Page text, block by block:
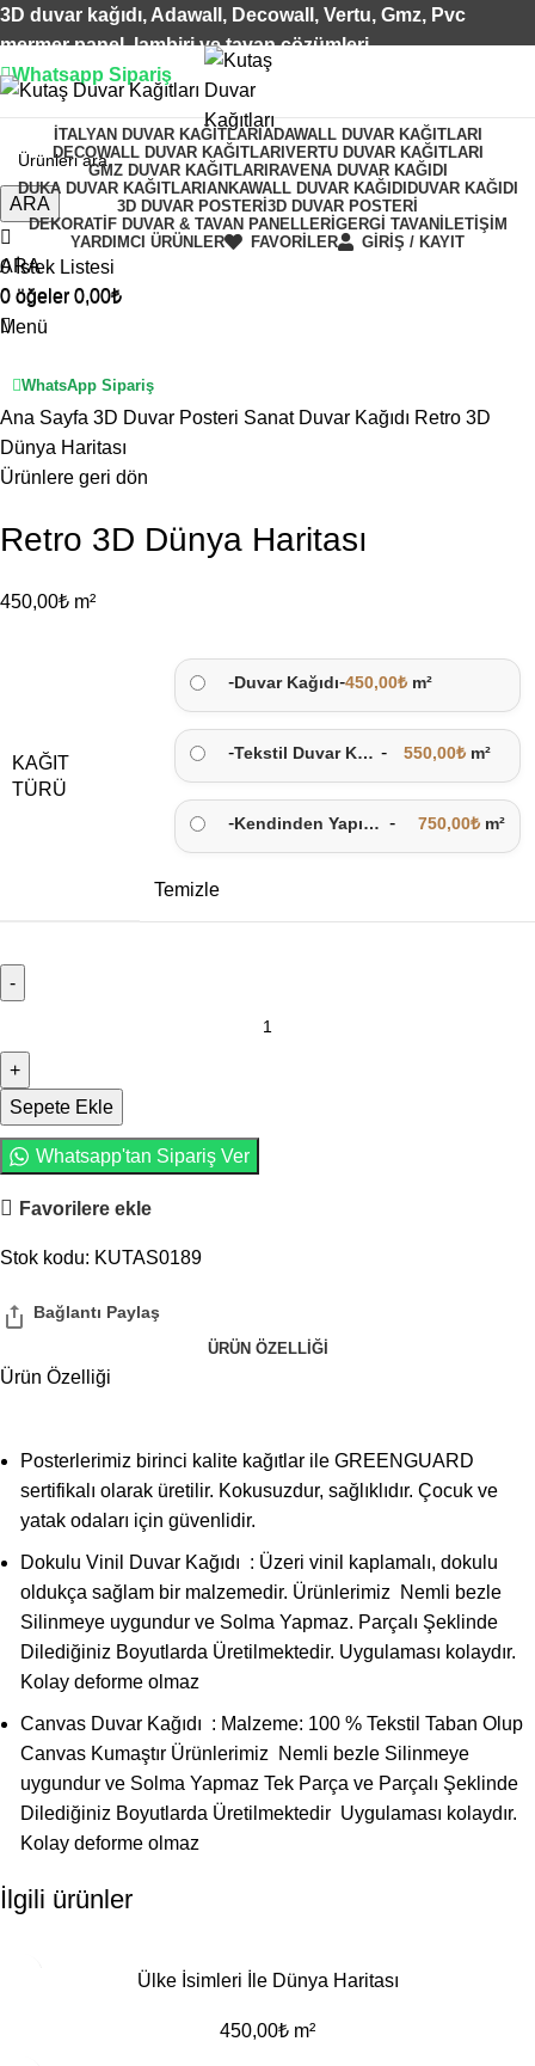
3D duvar kağıdı, Adawall, Decowall, Vertu, Gmz, Pvc
mermer panel, lambiri ve tavan çözümleri
Whatsapp Sipariş
2500 TL üzeri alışverişlerde vade farksız 3 taksit fırsatı!
ARA
0İstek Listesi
0 öğeler 0,00₺
Menü
WhatsApp Sipariş
İTALYAN DUVAR KAĞITLARI ADAWALL DUVAR KAĞITLARI
DECOWALL DUVAR KAĞITLARI VERTU DUVAR KAĞITLARI
GMZ DUVAR KAĞITLARI RAVENA DUVAR KAĞIDI
DUKA DUVAR KAĞITLARI ANKAWALL DUVAR KAĞIDI DUVAR KAĞIDI
3D DUVAR POSTERI 3D DUVAR POSTERI
DEKORATIF DUVAR & TAVAN PANELLERI GERGI TAVAN İLETIŞIM
YARDIMCI ÜRÜNLER
FAVORİLER GİRİŞ / KAYIT
ARA
0 öğeler 0,00₺
Büyütmek için tıklayın
Ana Sayfa 3D Duvar Posteri Sanat Duvar Kağıdı Retro 3D
Dünya Haritası
Ürünlere geri dön
Retro 3D Dünya Haritası
450,00₺ m²
KAĞIT
TÜRÜ
-Duvar Kağıdı-450,00₺ m²
- Tekstil Duvar Kağıdı - 550,00₺ m²
- Kendinden Yapışkanlı - 750,00₺ m²
Temizle
Sepete Ekle
Whatsapp'tan Sipariş Ver
Favorilere ekle
Stok kodu: KUTAS0189
ÜRÜN ÖZELLIĞI
Ürün Özelliği
Posterlerimiz birinci kalite kağıtlar ile GREENGUARD
sertifikalı olarak üretilir. Kokusuzdur, sağlıklıdır. Çocuk ve
yatak odaları için güvenlidir.
Dokulu Vinil Duvar Kağıdı : Üzeri vinil kaplamalı, dokulu
oldukça sağlam bir malzemedir. Ürünlerimiz Nemli bezle
Silinmeye uygundur ve Solma Yapmaz. Parçalı Şeklinde
Dilediğiniz Boyutlarda Üretilmektedir. Uygulaması kolaydır.
Kolay deforme olmaz
Canvas Duvar Kağıdı : Malzeme: 100 % Tekstil Taban Olup
Canvas Kumaştır Ürünlerimiz Nemli bezle Silinmeye
uygundur ve Solma Yapmaz Tek Parça ve Parçalı Şeklinde
Dilediğiniz Boyutlarda Üretilmektedir Uygulaması kolaydır.
Kolay deforme olmaz
İlgili ürünler
Ülke İsimleri İle Dünya Haritası
450,00₺ m²